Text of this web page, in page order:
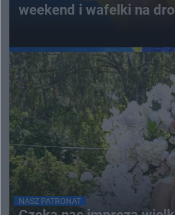
weekend i wafelki na
NASZ PATRONAT